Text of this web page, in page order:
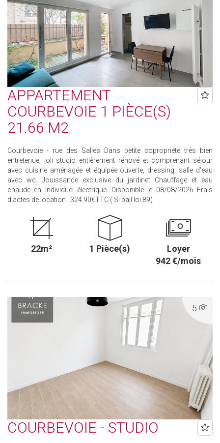
APPARTEMENT
COURBEVOIE 1 PIÈCE(S)
21.66 M2
Courbevoie - rue des Salles Dans petite copropriété très bien
entretenue, joli studio entièrement rénové et comprenant séjour
avec cuisine aménagée et équipée ouverte, dressing, salle d'eau
avec wc. Jouissance exclusive du jardinet Chauffage et eau
chaude en individuel électrique. Disponible le 08/08/2026 Frais
d'actes de location : 324.90€TTC ( Si bail loi 89)
22m² 1 Pièce(s)
Loyer
942 €/mois
5
COURBEVOIE - STUDIO